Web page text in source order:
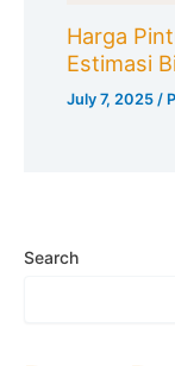
Harga
Estimasi
July 7, 2025/
Search